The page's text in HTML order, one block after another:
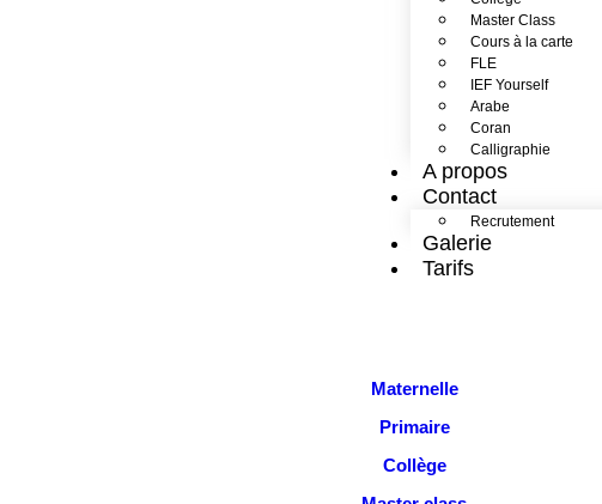
Master Class
Cours à la carte
FLE
IEF Yourself
Arabe
Coran
Calligraphie
A propos
Contact
Recrutement
Galerie
Tarifs
Maternelle
Primaire
Collège